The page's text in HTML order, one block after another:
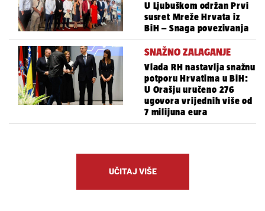
U Ljubuškom održan Prvi
susret Mreže Hrvata iz
BiH – Snaga povezivanja
SNAŽNO ZALAGANJE
Vlada RH nastavlja snažnu
potporu Hrvatima u BiH:
U Orašju uručeno 276
ugovora vrijednih više od
7 milijuna eura
UČITAJ VIŠE